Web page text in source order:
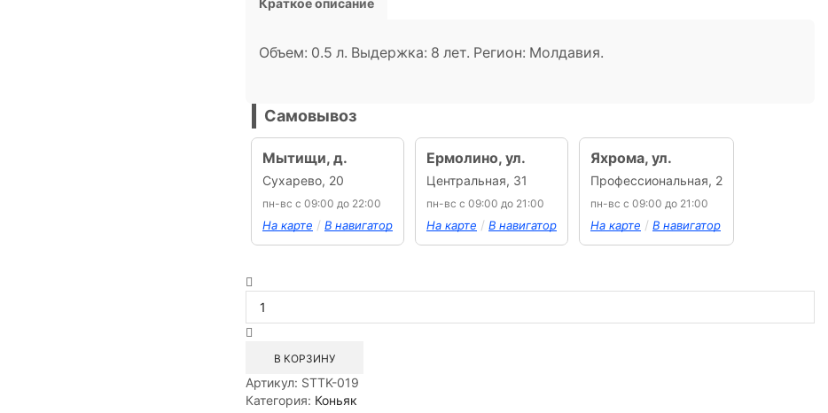
Краткое описание
Объем: 0.5 л. Выдержка: 8 лет. Регион: Молдавия.
Самовывоз
Мытищи, д.
Сухарево, 20
пн-вс с 09:00 до 22:00
На карте / В навигатор
Ермолино, ул.
Центральная, 31
пн-вс с 09:00 до 21:00
На карте / В навигатор
Яхрома, ул.
Профессиональная, 2
пн-вс с 09:00 до 21:00
На карте / В навигатор
товара
Дивин
марочный
Квинт
8
В КОРЗИНУ
Артикул: STTK-019
Категория: Коньяк